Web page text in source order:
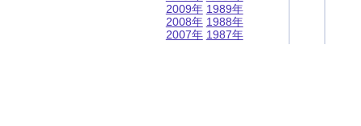
2009年
2008年
2007年
1989年
1988年
1987年